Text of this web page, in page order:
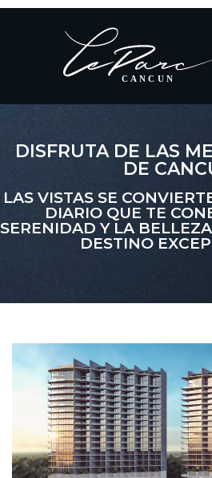
CANCUN
DISFRUTA DE LAS
DE
LAS VISTAS SE
DIARIO QUE TE
SERENIDAD Y LA
DESTINO